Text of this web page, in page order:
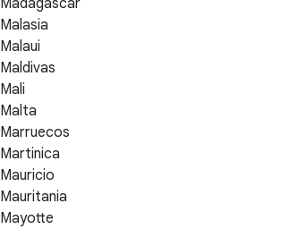
Madagascar
Malasia
Malaui
Maldivas
Mali
Malta
Marruecos
Martinica
Mauricio
Mauritania
Mayotte